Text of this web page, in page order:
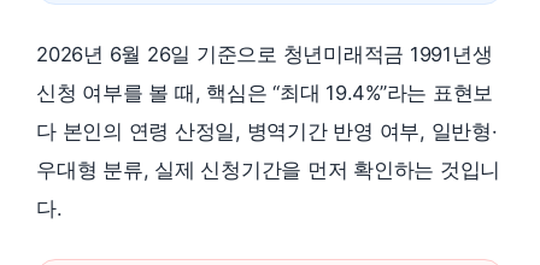
2026년 6월 26일 기준으로 청년미래적금 1991년생
신청 여부를 볼 때, 핵심은 “최대 19.4%”라는 표현보
다 본인의 연령 산정일, 병역기간 반영 여부, 일반형·
우대형 분류, 실제 신청기간을 먼저 확인하는 것입니
다.